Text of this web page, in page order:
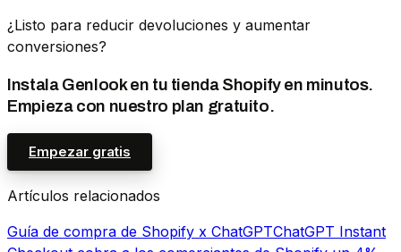
¿Listo para reducir devoluciones y aumentar
conversiones?
Instala Genlook en tu tienda Shopify en minutos.
Empieza con nuestro plan gratuito.
Empezar gratis
Artículos relacionados
Guía de compra de Shopify x ChatGPTChatGPT Instant